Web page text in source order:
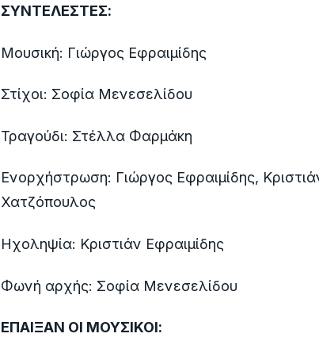
ΣΥΝΤΕΛΕΣΤΕΣ:
Μουσική: Γιώργος Εφραιμίδης
Στίχοι: Σοφία Μενεσελίδου
Τραγούδι: Στέλλα Φαρμάκη
Ενορχήστρωση: Γιώργος Εφραιμίδης,
Χατζόπουλος
Ηχοληψία: Κριστιάν Εφραιμίδης
Φωνή αρχής: Σοφία Μενεσελίδου
ΕΠΑΙΞΑΝ ΟΙ ΜΟΥΣΙΚΟΙ: